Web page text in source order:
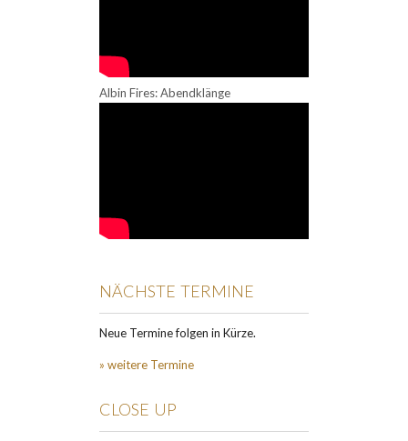
Albin Fires: Abendklänge
NÄCHSTE TERMINE
Neue Termine folgen in Kürze.
» weitere Termine
CLOSE UP